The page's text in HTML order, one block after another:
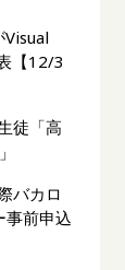
Visual
【12/3
徒「高
バカロ
事前申込